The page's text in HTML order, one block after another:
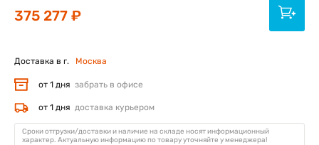
375 277 ₽
Доставка в г. Москва
от 1 дня забрать в офисе
от 1 дня доставка курьером
Сроки отгрузки/доставки и наличие на складе носят информационный
характер. Актуальную информацию по товару уточняйте у менеджера!